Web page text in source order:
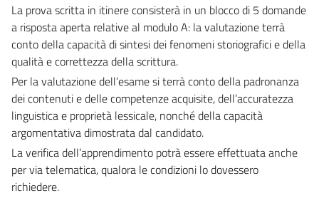
La prova scritta in itinere consisterà in un blocco di 5 domande
a risposta aperta relative al modulo A: la valutazione terrà
conto della capacità di sintesi dei fenomeni storiografici e della
qualità e correttezza della scrittura.
Per la valutazione dell’esame si terrà conto della padronanza
dei contenuti e delle competenze acquisite, dell’accuratezza
linguistica e proprietà lessicale, nonché della capacità
argomentativa dimostrata dal candidato.
La verifica dell’apprendimento potrà essere effettuata anche
per via telematica, qualora le condizioni lo dovessero
richiedere.